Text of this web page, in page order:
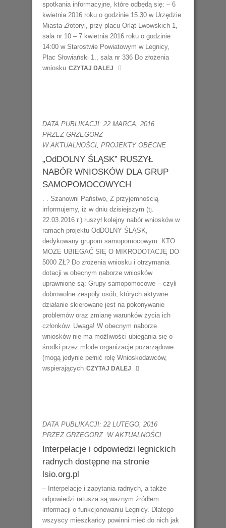
spotkania informacyjne, które odbędą się: – 6
kwietnia 2016 roku o godzinie 15.30 w Urzędzie
Miasta Złotoryi, przy placu Orląt Lwowskich 1,
sala nr 10 – 7 kwietnia 2016 roku o godzinie
14:00 w Starostwie Powiatowym w Legnicy,
Plac Słowiański 1., sala nr 336 Do złożenia
wniosku CZYTAJ DALEJ
DATA PUBLIKACJI: 22 MARCA, 2016
PRZEZ GRZEGORZ
WAKTUALNOŚCI, PROJEKTY OBECNE
„OdDOLNY ŚLĄSK” RUSZYŁ
NABÓR WNIOSKÓW DLA GRUP
SAMOPOMOCOWYCH
. . Szanowni Państwo, Z przyjemnością
informujemy, iż w dniu dzisiejszym (tj.
22.03.2016 r.) ruszył kolejny nabór wniosków w
ramach projektu OdDOLNY ŚLĄSK,
dedykowany grupom samopomocowym. KTO
MOŻE UBIEGAĆ SIĘ O MIKRODOTACJĘ DO
5000 ZŁ? Do złożenia wniosku i otrzymania
dotacji w obecnym naborze wniosków
uprawnione są: Grupy samopomocowe – czyli
dobrowolne zespoły osób, których aktywne
działanie skierowane jest na pokonywanie
problemów oraz zmianę warunków życia ich
członków. Uwaga! W obecnym naborze
wniosków nie ma możliwości ubiegania się o
środki przez młode organizacje pozarządowe
(mogą jedynie pełnić rolę Wnioskodawców,
wspierających CZYTAJ DALEJ
DATA PUBLIKACJI: 22 LUTEGO, 2016
PRZEZ GRZEGORZ WAKTUALNOŚCI
Interpelacje i odpowiedzi legnickich
radnych dostępne na stronie
lsio.org.pl
– Interpelacje i zapytania radnych, a także
odpowiedzi ratusza są ważnym źródłem
informacji o funkcjonowaniu Legnicy. Dlatego
wszyscy mieszkańcy powinni mieć do nich jak